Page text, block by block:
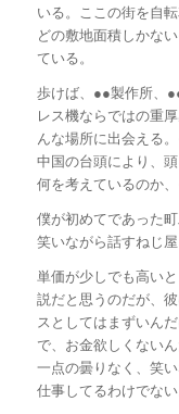
いる。ここの街を自
どの敷地面積しかな
ている。
歩けば、●●製作所、
レス機ならではの重
んな場所に出会える
中国の台頭により、
何を考えているのか
僕が初めてであった
笑いながら話すねじ屋
単価が少しでも高い
説だと思うのだが、
スとしてはまずいん
で、お金欲しくない
一点の曇りなく、笑
仕事してるわけでない